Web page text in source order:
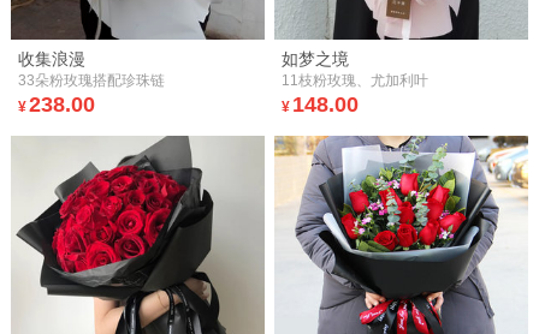
收集浪漫
33朵粉玫瑰搭配珍珠链
¥238.00
如梦之境
11枝粉玫瑰、尤加利叶
¥ 148.00